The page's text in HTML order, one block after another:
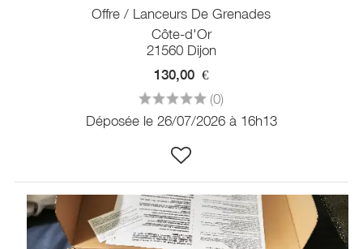
Offre / Lanceurs De Grenades
Côte-d'Or
21560 Dijon
130,00 €
(0)
Déposée le 26/07/2026 à 16h13